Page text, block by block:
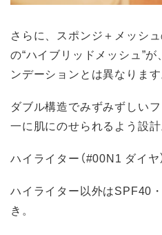
さらに、スポンジ＋メッシ
の“ハイブリッドメッシュ”
ンデーションとは異なります
ダブル構造でみずみずしい
一に肌にのせられるよう設計
ハイライター（#00N1 ダイヤ
ハイライター以外はSPF40
き。